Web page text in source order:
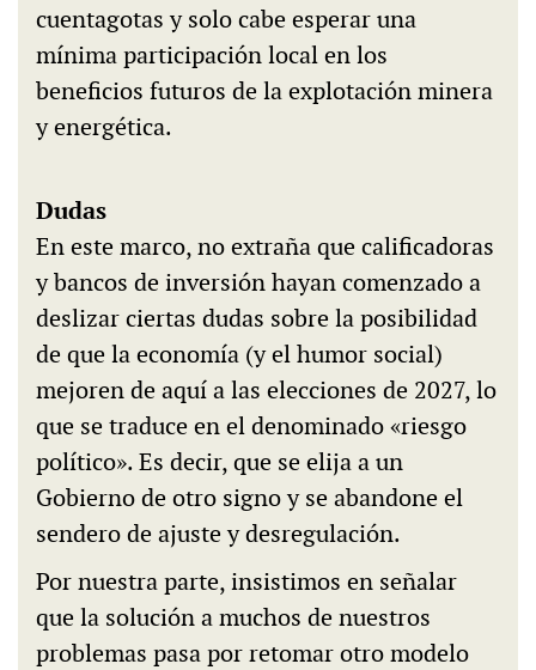
cuentagotas y solo cabe esperar una
mínima participación local en los
beneficios futuros de la explotación minera
y energética.
Dudas
En este marco, no extraña que calificadoras
y bancos de inversión hayan comenzado a
deslizar ciertas dudas sobre la posibilidad
de que la economía (y el humor social)
mejoren de aquí a las elecciones de 2027, lo
que se traduce en el denominado «riesgo
político». Es decir, que se elija a un
Gobierno de otro signo y se abandone el
sendero de ajuste y desregulación.
Por nuestra parte, insistimos en señalar
que la solución a muchos de nuestros
problemas pasa por retomar otro modelo